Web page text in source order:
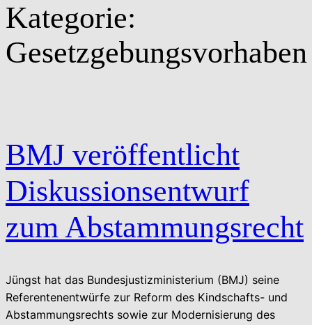
Kategorie:
Gesetzgebungsvorhaben
BMJ veröffentlicht
Diskussionsentwurf
zum Abstammungsrecht
Jüngst hat das Bundesjustizministerium (BMJ) seine
Referentenentwürfe zur Reform des Kindschafts- und
Abstammungsrechts sowie zur Modernisierung des